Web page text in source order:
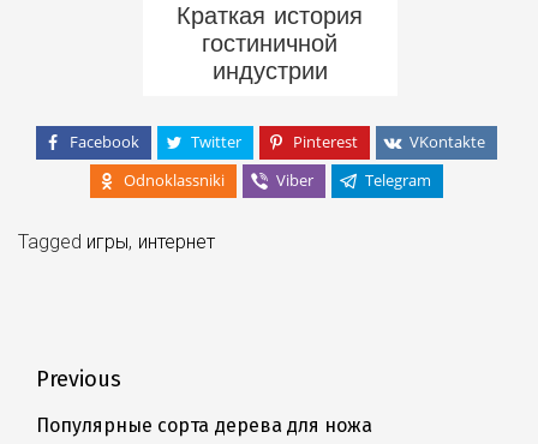
Краткая история
гостиничной
индустрии
Facebook Twitter Pinterest
VKontakte
Odnoklassniki
Viber Telegram
Tagged игры, интернет
Навигация
по
Previous
Previous
Популярные сорта дерева для ножа